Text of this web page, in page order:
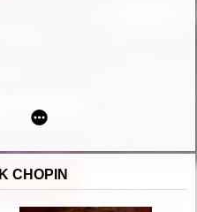
w okresie II wojny
CHOPIN